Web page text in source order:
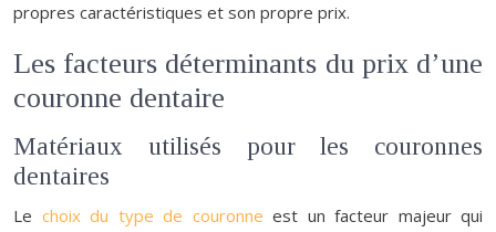
propres caractéristiques et son propre prix.
Les facteurs déterminants du prix d’une
couronne dentaire
Matériaux utilisés pour les couronnes
dentaires
Le choix du type de couronne est un facteur majeur qui